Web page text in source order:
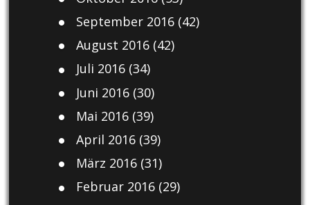
September 2016(42)
August 2016(42)
Juli 2016(34)
Juni 2016(30)
Mai 2016(39)
April 2016(39)
März 2016(31)
Februar 2016(29)